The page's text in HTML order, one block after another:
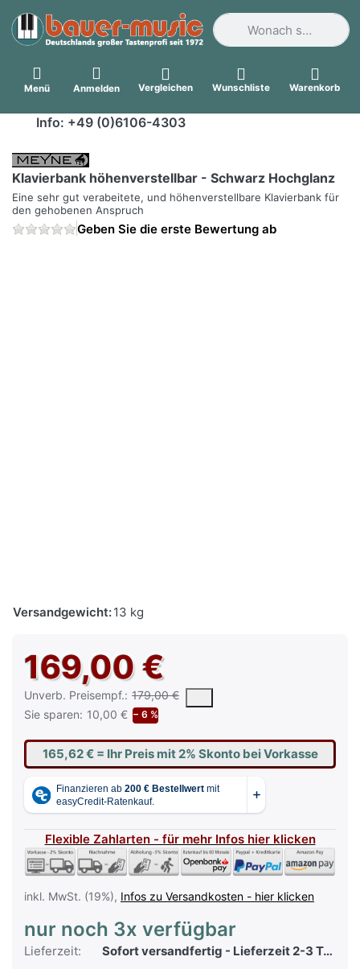
Geben Sie einen
Menü Anmelden Vergleichen Wunschliste Warenkorb
Info: +49 (0)6106-4303
Klavierbank höhenverstellbar - Schwarz Hochglanz
Eine sehr gut verabeitete, und höhenverstellbare Klavierbank für
den gehobenen Anspruch
Geben Sie die erste Bewertung ab
Versandgewicht:13 kg
169,00 €
Unverb. Preisempf.: 179,00 €
Die UVP ist der vorgeschlagene oder empfohlene
Sie sparen: 10,00 € − 6 %
165,62 € = Ihr Preis mit 2% Skonto bei Vorkasse
Flexible Zahlarten - für mehr Infos hier klicken
inkl. MwSt. (19%), Infos zu Versandkosten - hier klicken
nur noch 3x verfügbar
Lieferzeit: Sofort versandfertig - Lieferzeit 2-3 Tage